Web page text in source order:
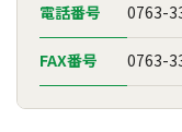
電話番号 0763-
FAX番号 0763-